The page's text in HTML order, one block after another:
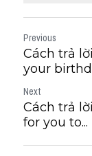
Previous
Cách trả
your
Next
Cách trả
for you to...